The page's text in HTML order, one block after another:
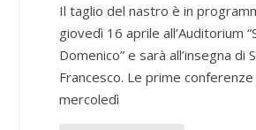
Il taglio del nastro è in
giovedì 16 aprile all’Auditorium
Domenico” e sarà all’insegna di
Francesco. Le prime conferenze
mercoledì